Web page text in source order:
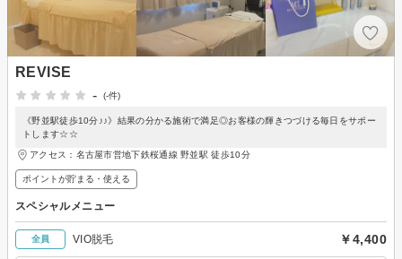
REVISE
-
(-件)
《野並駅徒歩10分♪♪》結果の分かる施術で満足◎お客様の輝きつづける毎日をサポー
トします☆☆
アクセス：名古屋市営地下鉄桜通線 野並駅 徒歩10分
ポイントが貯まる・使える
スペシャルメニュー
全員 VIO脱毛 ￥4,400